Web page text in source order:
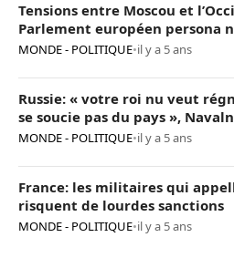
Tensions entre Moscou et
Parlement européen persona
MONDE - POLITIQUE•il y a 5 ans
Russie: « votre roi nu veut
se soucie pas du pays »,
Poutine
MONDE - POLITIQUE•il y a 5 ans
France: les militaires qui
risquent de lourdes sanctions
MONDE - POLITIQUE•il y a 5 ans